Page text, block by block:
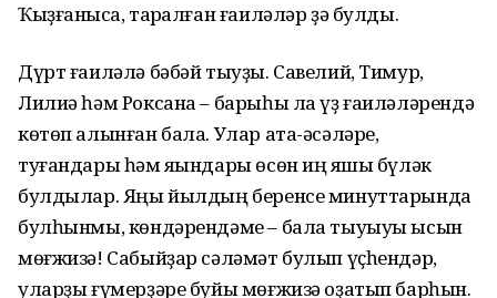
Ҡыҙғанысҡа, тарҡалған ғаиләләр ҙә булды.
Дүрт ғаиләлә бәбәй тыуҙы. Савелий, Тимур,
Лилиә һәм Роксана – барыһы ла үҙ ғаиләләрендә
көтөп алынған бала. Улар ата-әсәләре,
туғандары һәм яҡындары өсөн иң яҡшы бүләк
булдылар. Яңы йылдың беренсе минуттарында
булһынмы, көндәрендәме – бала тыуыуы ысын
мөғжизә! Сабыйҙар сәләмәт булып үҫһендәр,
уларҙы ғүмерҙәре буйы мөғжизә оҙатып барһын.